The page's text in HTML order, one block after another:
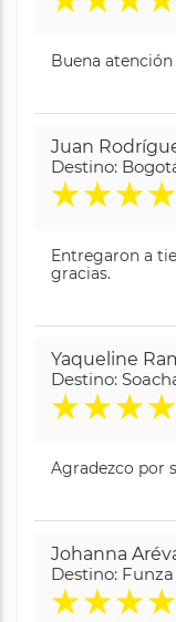
Buena
Juan
Destino:
★★★★
Entregaron a
gracias.
Yaqueline
Destino:
★★★★
Agradezco por
Johanna
Destino:
★★★★